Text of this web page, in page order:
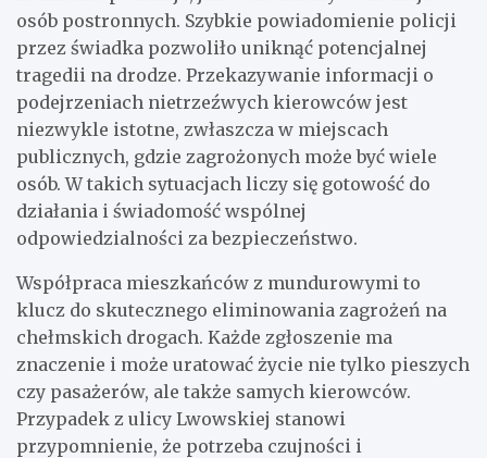
osób postronnych. Szybkie powiadomienie policji
przez świadka pozwoliło uniknąć potencjalnej
tragedii na drodze. Przekazywanie informacji o
podejrzeniach nietrzeźwych kierowców jest
niezwykle istotne, zwłaszcza w miejscach
publicznych, gdzie zagrożonych może być wiele
osób. W takich sytuacjach liczy się gotowość do
działania i świadomość wspólnej
odpowiedzialności za bezpieczeństwo.
Współpraca mieszkańców z mundurowymi to
klucz do skutecznego eliminowania zagrożeń na
chełmskich drogach. Każde zgłoszenie ma
znaczenie i może uratować życie nie tylko pieszych
czy pasażerów, ale także samych kierowców.
Przypadek z ulicy Lwowskiej stanowi
przypomnienie, że potrzeba czujności i